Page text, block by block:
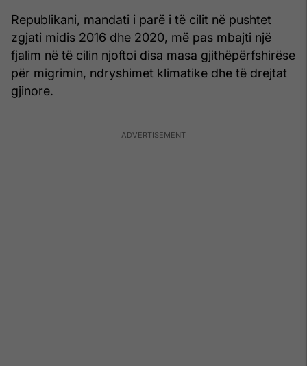
Republikani, mandati i parë i të cilit në pushtet
zgjati midis 2016 dhe 2020, më pas mbajti një
fjalim në të cilin njoftoi disa masa gjithëpërfshirëse
për migrimin, ndryshimet klimatike dhe të drejtat
gjinore.